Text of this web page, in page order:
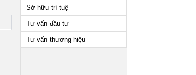
Sở hữu trí tuệ
Tư vấn đầu tư
Tư vấn thương hiệu